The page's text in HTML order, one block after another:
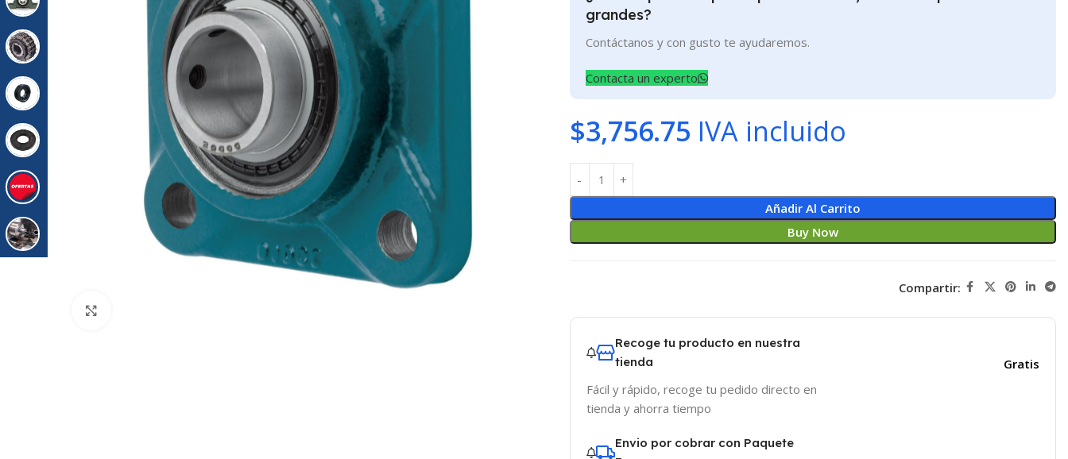
grandes?
Contáctanos y con gusto te ayudaremos.
Contacta un experto
$3,756.75 IVA incluido
Añadir Al Carrito
Buy Now
Compartir:
Recoge tu producto en nuestra
tienda
Fácil y rápido, recoge tu pedido directo en
tienda y ahorra tiempo
Gratis
Envio por cobrar con Paquete